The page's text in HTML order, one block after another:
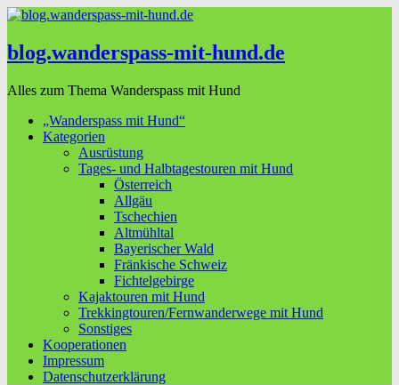
blog.wanderspass-mit-hund.de
Alles zum Thema Wanderspass mit Hund
„Wanderspass mit Hund“
Kategorien
Ausrüstung
Tages- und Halbtagestouren mit Hund
Österreich
Allgäu
Tschechien
Altmühltal
Bayerischer Wald
Fränkische Schweiz
Fichtelgebirge
Kajaktouren mit Hund
Trekkingtouren/Fernwanderwege mit Hund
Sonstiges
Kooperationen
Impressum
Datenschutzerklärung